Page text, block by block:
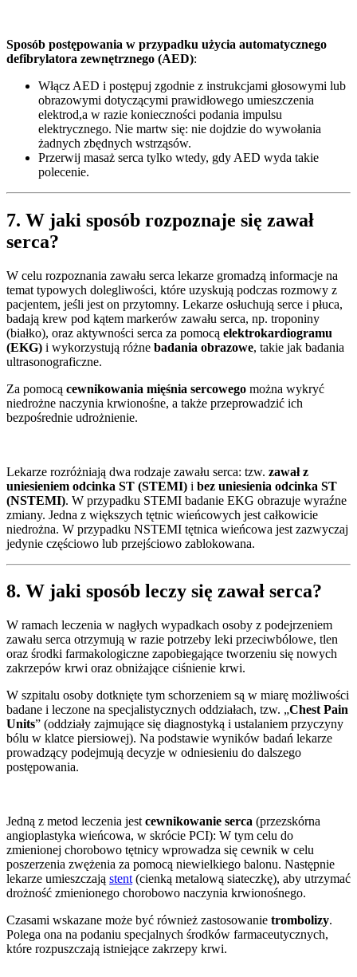
Sposób postępowania w przypadku użycia automatycznego
defibrylatora zewnętrznego (AED):
Włącz AED i postępuj zgodnie z instrukcjami głosowymi lub
obrazowymi dotyczącymi prawidłowego umieszczenia
elektrod,a w razie konieczności podania impulsu
elektrycznego. Nie martw się: nie dojdzie do wywołania
żadnych zbędnych wstrząsów.
Przerwij masaż serca tylko wtedy, gdy AED wyda takie
polecenie.
7. W jaki sposób rozpoznaje się zawał
serca?
W celu rozpoznania zawału serca lekarze gromadzą informacje na
temat typowych dolegliwości, które uzyskują podczas rozmowy z
pacjentem, jeśli jest on przytomny. Lekarze osłuchują serce i płuca,
badają krew pod kątem markerów zawału serca, np. troponiny
(białko), oraz aktywności serca za pomocą elektrokardiogramu
(EKG) i wykorzystują różne badania obrazowe, takie jak badania
ultrasonograficzne.
Za pomocą cewnikowania mięśnia sercowego można wykryć
niedrożne naczynia krwionośne, a także przeprowadzić ich
bezpośrednie udrożnienie.
Lekarze rozróżniają dwa rodzaje zawału serca: tzw. zawał z
uniesieniem odcinka ST (STEMI) i bez uniesienia odcinka ST
(NSTEMI). W przypadku STEMI badanie EKG obrazuje wyraźne
zmiany. Jedna z większych tętnic wieńcowych jest całkowicie
niedrożna. W przypadku NSTEMI tętnica wieńcowa jest zazwyczaj
jedynie częściowo lub przejściowo zablokowana.
8. W jaki sposób leczy się zawał serca?
W ramach leczenia w nagłych wypadkach osoby z podejrzeniem
zawału serca otrzymują w razie potrzeby leki przeciwbólowe, tlen
oraz środki farmakologiczne zapobiegające tworzeniu się nowych
zakrzepów krwi oraz obniżające ciśnienie krwi.
W szpitalu osoby dotknięte tym schorzeniem są w miarę możliwości
badane i leczone na specjalistycznych oddziałach, tzw. „Chest Pain
Units” (oddziały zajmujące się diagnostyką i ustalaniem przyczyny
bólu w klatce piersiowej). Na podstawie wyników badań lekarze
prowadzący podejmują decyzje w odniesieniu do dalszego
postępowania.
Jedną z metod leczenia jest cewnikowanie serca (przezskórna
angioplastyka wieńcowa, w skrócie PCI): W tym celu do
zmienionej chorobowo tętnicy wprowadza się cewnik w celu
poszerzenia zwężenia za pomocą niewielkiego balonu. Następnie
lekarze umieszczają stent (cienką metalową siateczkę), aby utrzymać
drożność zmienionego chorobowo naczynia krwionośnego.
Czasami wskazane może być również zastosowanie trombolizy.
Polega ona na podaniu specjalnych środków farmaceutycznych,
które rozpuszczają istniejące zakrzepy krwi.